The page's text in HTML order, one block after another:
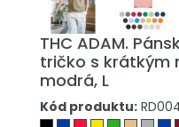
THC ADAM.
tričko s krátkým
modrá, L
Kód produktu: